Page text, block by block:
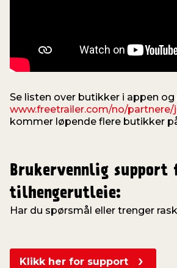
Se listen over butikker i appen og
www.freetrailer.com/no/
kommer løpende flere butikker
Brukervennlig support
tilhengerutleie:
Har du spørsmål eller trenger
Klikk her for support